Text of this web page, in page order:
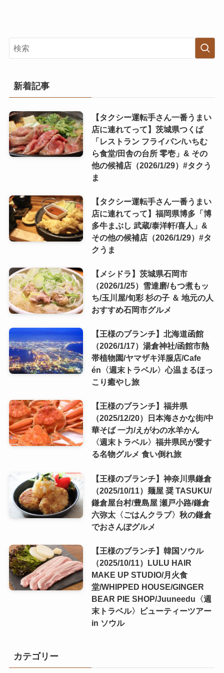
新着記事
【タクシー運転手さん一番うまい
店に連れてって】茨城県つくば
「レストラン フライパン/いちむ
ら食堂/田舎の台所 零壱」& その
他の候補店（2026/1/29）#タクう
ま
【タクシー運転手さん一番うまい
店に連れてって】福岡県博多「博
多牛まぶし 武蔵/泰洋軒/喜人」&
その他の候補店（2026/1/29）#タ
クうま
【メシドラ】茨城県石岡市
（2026/1/25）雪達磨/もつ煮もッ
ち/玉川屋/旬彩 杉の子 ＆ 地元の人
おすすめ石岡市グルメ
【王様のブランチ】北海道函館
（2026/1/17）湯倉神社/函館市熱
帯植物園/ヤマザキ洋服店/Cafe
én〈週末トラベル〉心温まるほっ
こり癒やし旅
【王様のブランチ】福井県
（2025/12/20）日本海さかな街/中
華そば 一力/えがわの水羊かん
〈週末トラベル〉福井県民が愛す
る名物グルメ 食い倒れ旅
【王様のブランチ】神奈川県鎌倉
（2025/10/11）麺屋 奨 TASUKU/
鎌倉屋台村/豊島屋 瀬戸小路/鎌倉
六弥太〈ごはんクラブ〉秋の鎌倉
でおさんぽグルメ
【王様のブランチ】韓国ソウル
（2025/10/11）LULU HAIR
MAKE UP STUDIO/月火食
堂/WHIPPED HOUSE/GINGER
BEAR PIE SHOP/Juuneedu〈週
末トラベル〉ビューティーツアー
in ソウル
カテゴリー